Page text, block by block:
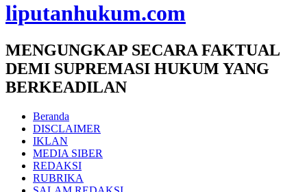
liputanhukum.com
MENGUNGKAP SECARA FAKTUAL
DEMI SUPREMASI HUKUM YANG
BERKEADILAN
Beranda
DISCLAIMER
IKLAN
MEDIA SIBER
REDAKSI
RUBRIKA